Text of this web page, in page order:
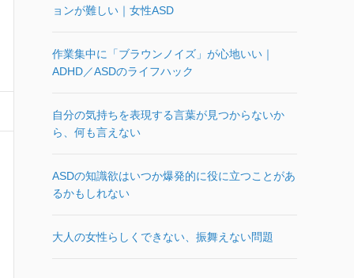
ョンが難しい｜女性ASD
作業集中に「ブラウンノイズ」が心地いい｜
ADHD／ASDのライフハック
自分の気持ちを表現する言葉が見つからないか
ら、何も言えない
ASDの知識欲はいつか爆発的に役に立つことがあ
るかもしれない
大人の女性らしくできない、振舞えない問題